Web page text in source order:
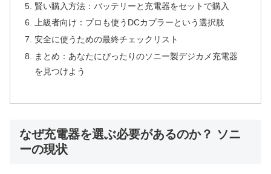
賢い購入方法：バッテリーと充電器をセットで購入
上級者向け：プロも使うDCカプラーという選択肢
安全に使うための最終チェックリスト
まとめ：あなたにぴったりのソニー製デジカメ充電器
を見つけよう
なぜ充電器を選ぶ必要があるのか？ ソニ
ーの現状